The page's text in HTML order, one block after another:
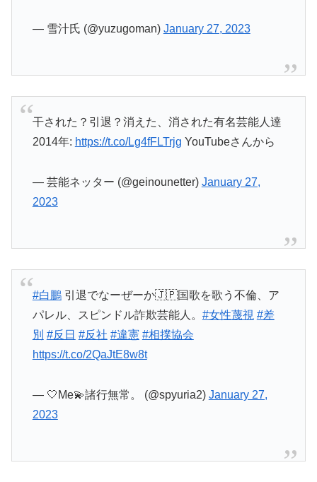
— 雪汁氏 (@yuzugoman) January 27, 2023
干された？引退？消えた、消された有名芸能人達
2014年: https://t.co/Lg4fFLTrjg YouTubeさんから
— 芸能ネッター (@geinounetter) January 27,
2023
#白鵬引退でなーぜーか🇯🇵国歌を歌う不倫、ア
パレル、スピンドル詐欺芸能人。 #女性蔑視 #差
別 #反日 #反社 #違憲 #相撲協会
https://t.co/2QaJtE8w8t
— 🤍Me💫諸行無常。 (@spyuria2) January 27,
2023